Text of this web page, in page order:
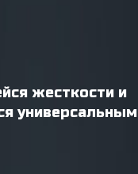
жесткости и
универсальным